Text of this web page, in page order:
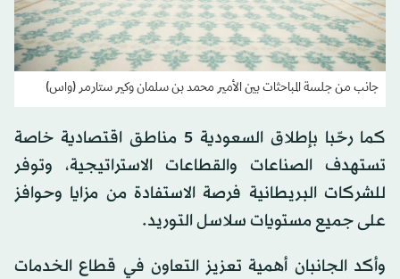
جانب من جلسة المباحثات بين الأمير محمد بن سلمان وكير ستارمر (واس)
كما رحّبا بإطلاق السعودية 5 مناطق اقتصادية خاصة
تستهدف الصناعات والقطاعات الاستراتيجية، وتوفر
للشركات البريطانية فرصة الاستفادة من مزايا وحوافز
على جميع مستويات سلاسل التوريد.
وأكد الجانبان أهمية تعزيز التعاون في قطاع الخدمات